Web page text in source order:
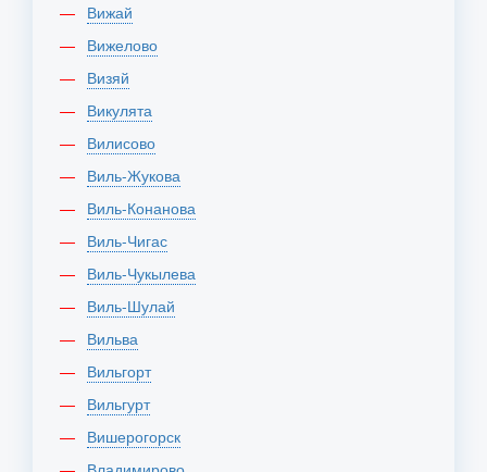
Вижай
Вижелово
Визяй
Викулята
Вилисово
Виль-Жукова
Виль-Конанова
Виль-Чигас
Виль-Чукылева
Виль-Шулай
Вильва
Вильгорт
Вильгурт
Вишерогорск